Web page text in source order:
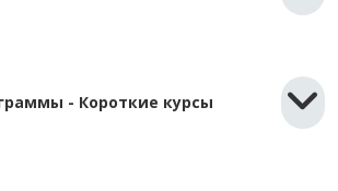
- Короткие курсы